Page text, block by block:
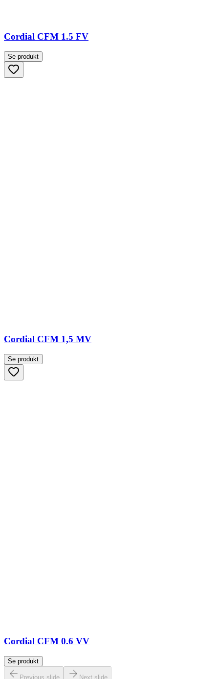
Cordial CFM 1.5 FV
Se produkt
Cordial CFM 1,5 MV
Se produkt
Cordial CFM 0.6 VV
Se produkt
Previous slide Next slide